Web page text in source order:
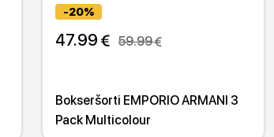
-20%
47.99 59.99
Bokseršorti EMPORIO ARMANI 3
Pack Multicolour